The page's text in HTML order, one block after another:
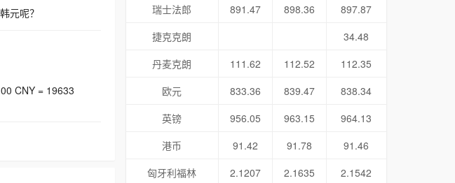
元呢？
CNY = 19633
瑞士法郎
891.47 898.36
897.87
捷克克朗
34.48
丹麦克朗
111.62 112.52
112.35
欧元
833.36 839.47
838.34
英镑
956.05 963.15
964.13
港币
91.42 91.78
91.46
匈牙利福林
2.1207 2.1635
2.1542